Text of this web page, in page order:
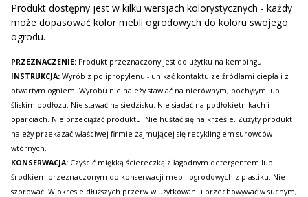
Produkt dostępny jest w kilku wersjach kolorystycznych - każdy
może dopasować kolor mebli ogrodowych do koloru swojego
ogrodu.
PRZEZNACZENIE: Produkt przeznaczony jest do użytku na kempingu.
INSTRUKCJA: Wyrób z polipropylenu - unikać kontaktu ze źródłami ciepła i z
otwartym ogniem. Wyrobu nie należy stawiać na nierównym, pochyłym lub
śliskim podłożu. Nie stawać na siedzisku. Nie siadać na podłokietnikach i
oparciach. Nie przeciążać produktu. Nie huśtać się na krześle. Zużyty produkt
należy przekazać właściwej firmie zajmującej się recyklingiem surowców
wtórnych.
KONSERWACJA: Czyścić miękką ściereczką z łagodnym detergentem lub
środkiem przeznaczonym do konserwacji mebli ogrodowych z plastiku. Nie
szorować. W okresie dłuższych przerw w użytkowaniu przechowywać w suchym,